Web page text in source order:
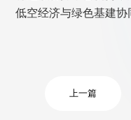
低空经济与绿色基建协
上一篇